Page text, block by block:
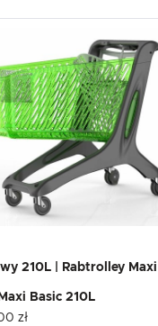
210L | Rabtrolley
Maxi Basic 210L
zł